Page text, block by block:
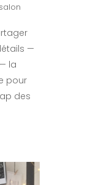
salon
—
la
pour
des